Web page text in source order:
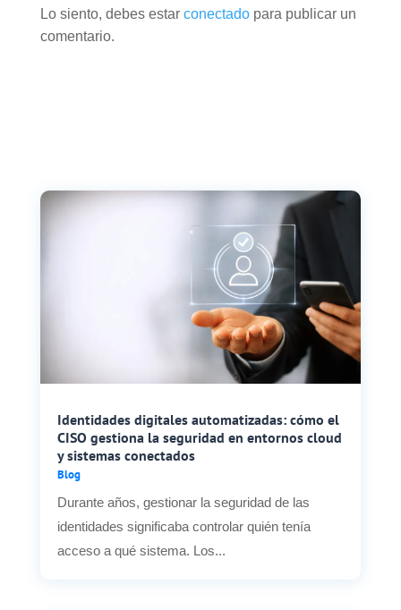
Lo siento, debes estar conectadopara publicar un
comentario.
Identidades digitales automatizadas: cómo el
CISO gestiona la seguridad en entornos cloud
y sistemas conectados
Blog
Durante años, gestionar la seguridad de las
identidades significaba controlar quién tenía
acceso a qué sistema. Los...